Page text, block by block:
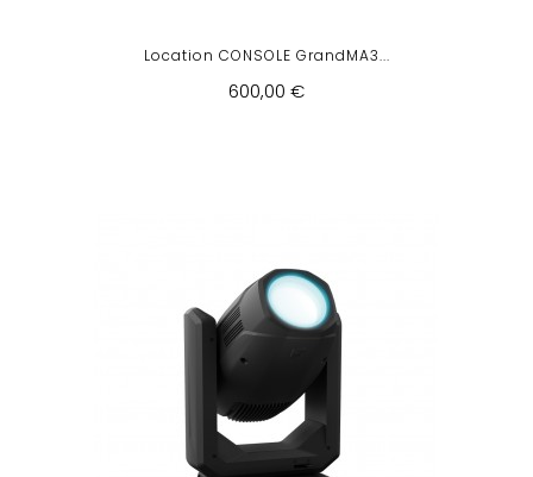
Location CONSOLE GrandMA3...
600,00 €